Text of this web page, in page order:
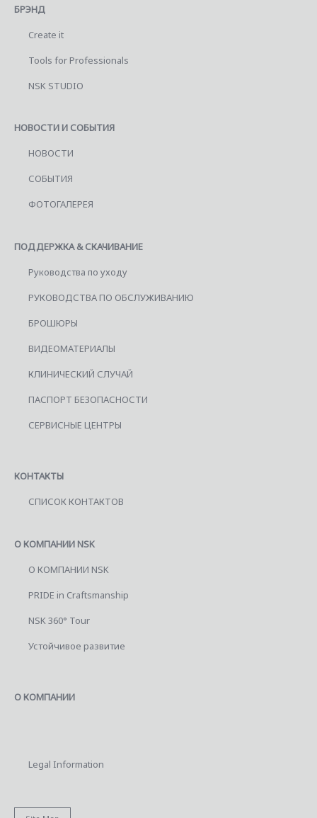
БРЭНД
Create it
Tools for Professionals
NSK STUDIO
НОВОСТИ И СОБЫТИЯ
НОВОСТИ
СОБЫТИЯ
ФОТОГАЛЕРЕЯ
ПОДДЕРЖКА & СКАЧИВАНИЕ
Руководства по уходу
РУКОВОДСТВА ПО ОБСЛУЖИВАНИЮ
БРОШЮРЫ
ВИДЕОМАТЕРИАЛЫ
КЛИНИЧЕСКИЙ СЛУЧАЙ
ПАСПОРТ БЕЗОПАСНОСТИ
СЕРВИСНЫЕ ЦЕНТРЫ
КОНТАКТЫ
СПИСОК КОНТАКТОВ
О КОМПАНИИ NSK
О КОМПАНИИ NSK
PRIDE in Craftsmanship
NSK 360° Tour
Устойчивое развитие
О КОМПАНИИ
Legal Information